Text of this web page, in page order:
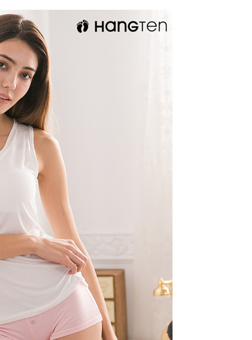
【注意事項】
１．透過由恩沛科技股份有限公司提供之「AFTEE先享後付」服務完成之
交易，需依本服務之必要範圍內提供個人資料，並將交易相關給付款項請
求債權轉讓予恩沛科技股份有限公司。
２．關於個人資料處理事宜，請瀏覽以下網址：
https://aftee.tw/terms/#terms3
３．未成年的使用者請事先徵得法定代理人或監護人之同意方可使用
「AFTEE先享後付」，若未經同意申辦者引起之損失，本公司不負相關責
任。
４．使用「AFTEE先享後付」時，將依據個別帳號之用戶狀況，依本公司
即時審查核予不同之上限額度；若仍有額度不足之情形，本公司將視審查
結果請求用戶進行身份認證。
５．嚴禁一人註冊多個帳號或使用他人資訊註冊。若發現惡意使用之情
形，恩沛科技股份有限公司將有權停止該用戶之使用額度並採取法律行
動。